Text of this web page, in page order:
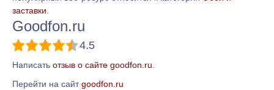
заставки
Goodfon.ru
4.5
Написать отзыв о сайте goodfon.ru
Перейти на сайтgoodfon.ru